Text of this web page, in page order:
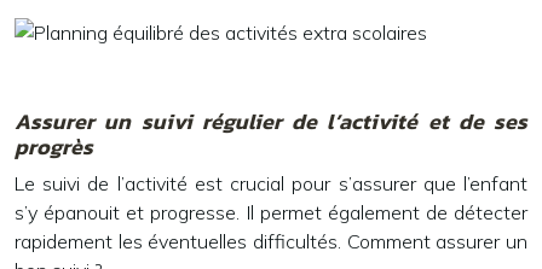
Assurer un suivi régulier de l’activité et de ses
progrès
Le suivi de l’activité est crucial pour s’assurer que l’enfant
s’y épanouit et progresse. Il permet également de détecter
rapidement les éventuelles difficultés. Comment assurer un